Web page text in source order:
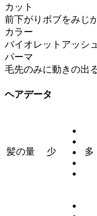
カット
前下がりボブをみじ
カラー
バイオレットアッシュ
パーマ
毛先のみに動きの出
ヘアデータ
髪の量 少 多